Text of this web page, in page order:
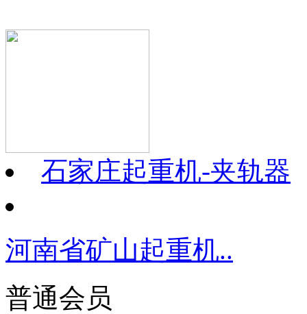
石家庄起重机-夹轨器
河南省矿山起重机..
普通会员